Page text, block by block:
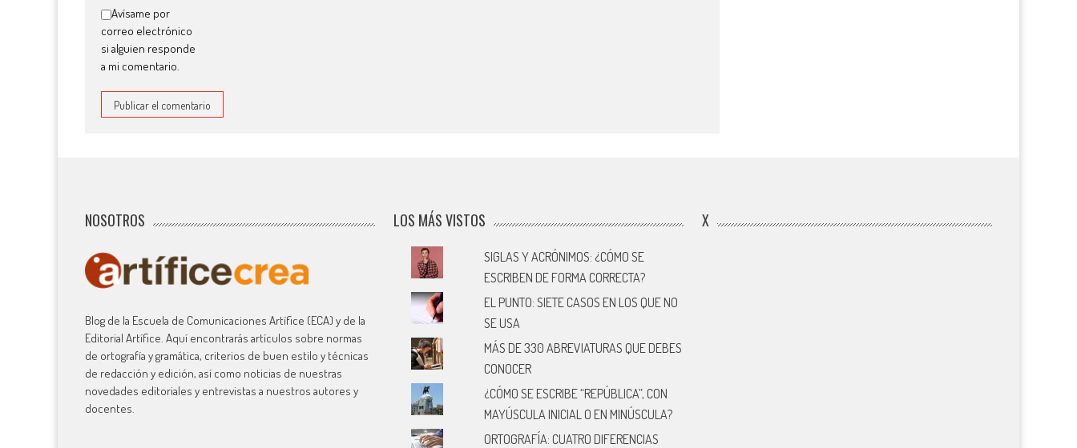
Avísame por
correo electrónico
si alguien responde
a mi comentario.
NOSOTROS
Blog de la Escuela de Comunicaciones Artífice (ECA) y de la
Editorial Artífice. Aquí encontrarás artículos sobre normas
de ortografía y gramática, criterios de buen estilo y técnicas
de redacción y edición, así como noticias de nuestras
novedades editoriales y entrevistas a nuestros autores y
docentes.
LOS MÁS VISTOS
SIGLAS Y ACRÓNIMOS: ¿CÓMO SE
ESCRIBEN DE FORMA CORRECTA?
EL PUNTO: SIETE CASOS EN LOS QUE NO
SE USA
MÁS DE 330 ABREVIATURAS QUE DEBES
CONOCER
¿CÓMO SE ESCRIBE “REPÚBLICA”, CON
MAYÚSCULA INICIAL O EN MINÚSCULA?
ORTOGRAFÍA: CUATRO DIFERENCIAS
X